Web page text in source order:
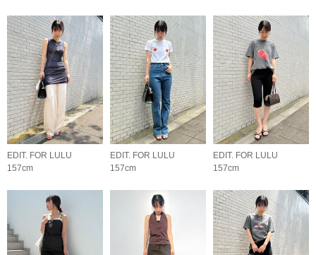
EDIT. FOR LULU
157cm
EDIT. FOR LULU
157cm
EDIT. FOR LULU
157cm